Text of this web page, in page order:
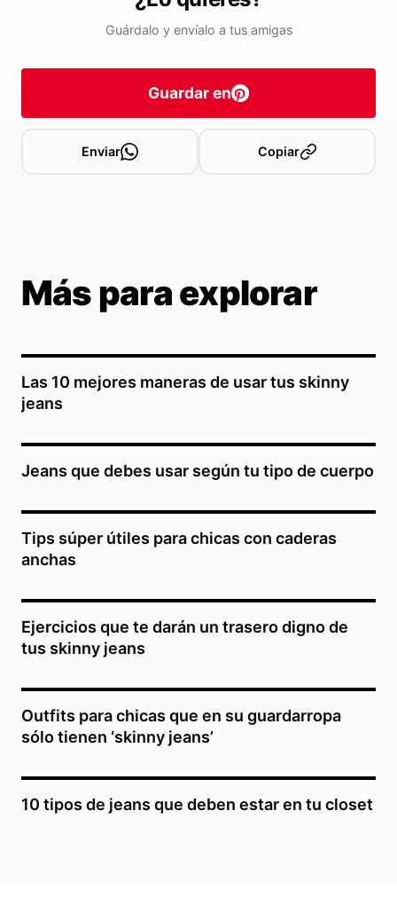
Guárdalo y envíalo a tus amigas
Guardar en
Enviar Copiar
Más para explorar
Las 10 mejores maneras de usar tus skinny
jeans
Jeans que debes usar según tu tipo de cuerpo
Tips súper útiles para chicas con caderas
anchas
Ejercicios que te darán un trasero digno de
tus skinny jeans
Outfits para chicas que en su guardarropa
sólo tienen ‘skinny jeans’
10 tipos de jeans que deben estar en tu closet